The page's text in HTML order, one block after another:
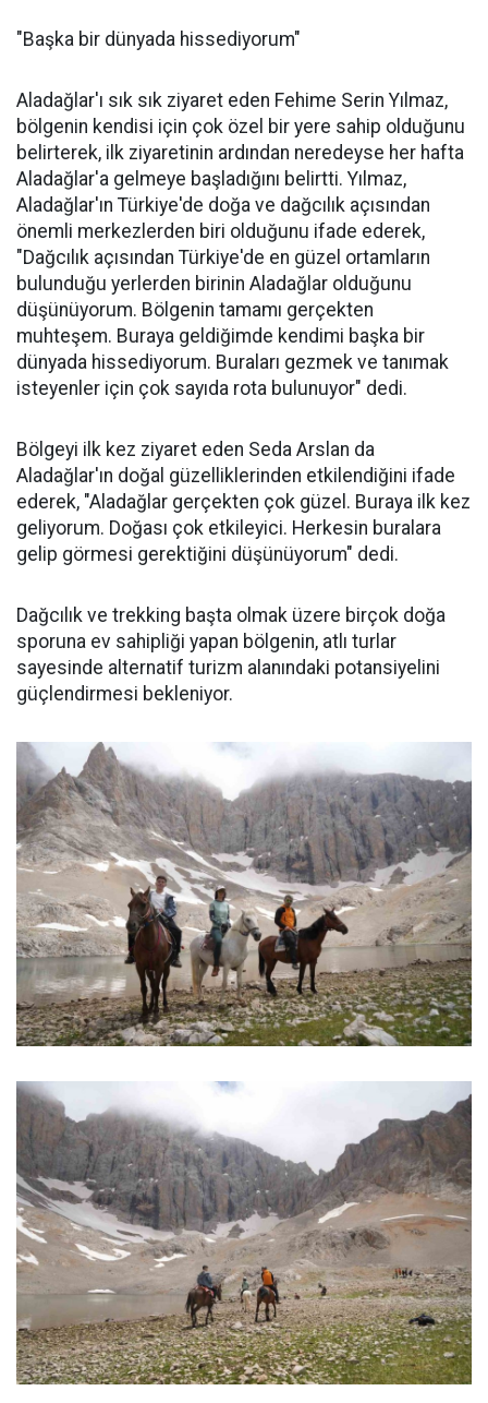
"Başka bir dünyada hissediyorum"
Aladağlar'ı sık sık ziyaret eden Fehime Serin Yılmaz,
bölgenin kendisi için çok özel bir yere sahip olduğunu
belirterek, ilk ziyaretinin ardından neredeyse her hafta
Aladağlar'a gelmeye başladığını belirtti. Yılmaz,
Aladağlar'ın Türkiye'de doğa ve dağcılık açısından
önemli merkezlerden biri olduğunu ifade ederek,
"Dağcılık açısından Türkiye'de en güzel ortamların
bulunduğu yerlerden birinin Aladağlar olduğunu
düşünüyorum. Bölgenin tamamı gerçekten
muhteşem. Buraya geldiğimde kendimi başka bir
dünyada hissediyorum. Buraları gezmek ve tanımak
isteyenler için çok sayıda rota bulunuyor" dedi.
Bölgeyi ilk kez ziyaret eden Seda Arslan da
Aladağlar'ın doğal güzelliklerinden etkilendiğini ifade
ederek, "Aladağlar gerçekten çok güzel. Buraya ilk kez
geliyorum. Doğası çok etkileyici. Herkesin buralara
gelip görmesi gerektiğini düşünüyorum" dedi.
Dağcılık ve trekking başta olmak üzere birçok doğa
sporuna ev sahipliği yapan bölgenin, atlı turlar
sayesinde alternatif turizm alanındaki potansiyelini
güçlendirmesi bekleniyor.